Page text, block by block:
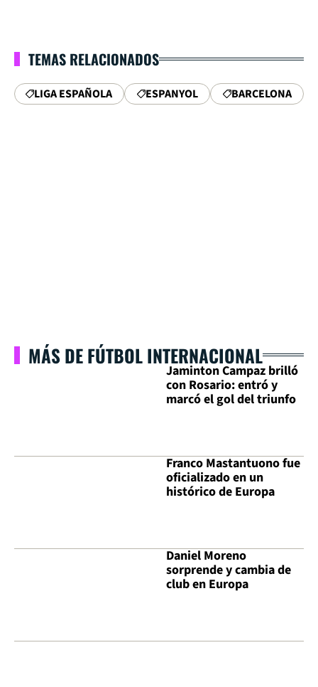
TEMAS RELACIONADOS
LIGA ESPAÑOLA ESPANYOL BARCELONA
MÁS DE FÚTBOL INTERNACIONAL
Jaminton Campaz brilló
con Rosario: entró y
marcó el gol del triunfo
Franco Mastantuono fue
oficializado en un
histórico de Europa
Daniel Moreno
sorprende y cambia de
club en Europa